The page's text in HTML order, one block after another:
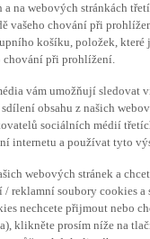
a na webových stránkách
vašeho chování při
košíku, položek, které
při prohlížení.
vám umožňují sledovat
obsahu z našich
sociálních médií
internetu a používat tyto
webových stránek a
/ reklamní soubory cookies
nechcete přijmout nebo
klikněte prosím níže na